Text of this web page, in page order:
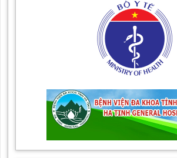
điều trị các bệnh cơ
xương khớp
trình kỹ
ngành